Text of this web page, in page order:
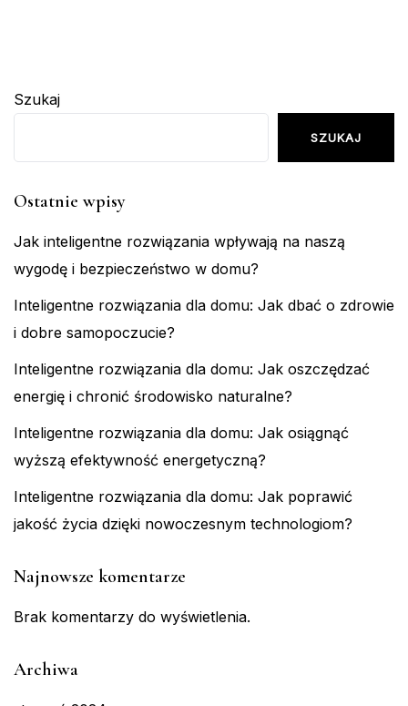
Szukaj
SZUKAJ
Ostatnie wpisy
Jak inteligentne rozwiązania wpływają na naszą
wygodę i bezpieczeństwo w domu?
Inteligentne rozwiązania dla domu: Jak dbać o zdrowie
i dobre samopoczucie?
Inteligentne rozwiązania dla domu: Jak oszczędzać
energię i chronić środowisko naturalne?
Inteligentne rozwiązania dla domu: Jak osiągnąć
wyższą efektywność energetyczną?
Inteligentne rozwiązania dla domu: Jak poprawić
jakość życia dzięki nowoczesnym technologiom?
Najnowsze komentarze
Brak komentarzy do wyświetlenia.
Archiwa